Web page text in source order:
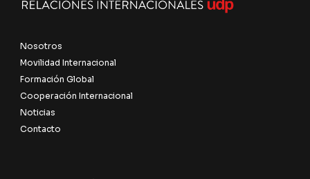
Nosotros
Movilidad Internacional
Formación Global
Cooperación Internacional
Noticias
Contacto